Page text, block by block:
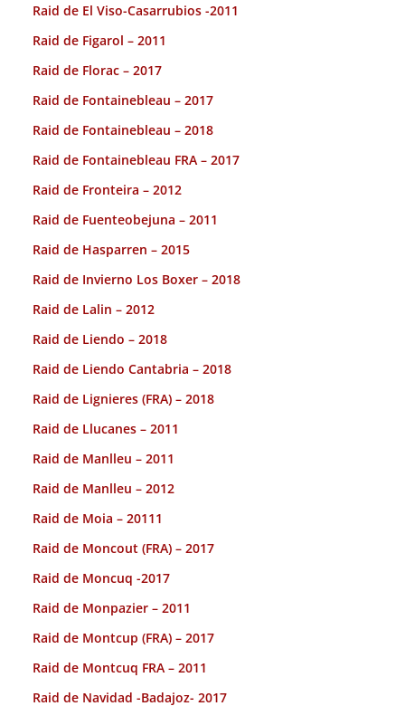
Raid de El Viso-Casarrubios -2011
Raid de Figarol – 2011
Raid de Florac – 2017
Raid de Fontainebleau – 2017
Raid de Fontainebleau – 2018
Raid de Fontainebleau FRA – 2017
Raid de Fronteira – 2012
Raid de Fuenteobejuna – 2011
Raid de Hasparren – 2015
Raid de Invierno Los Boxer – 2018
Raid de Lalin – 2012
Raid de Liendo – 2018
Raid de Liendo Cantabria – 2018
Raid de Lignieres (FRA) – 2018
Raid de Llucanes – 2011
Raid de Manlleu – 2011
Raid de Manlleu – 2012
Raid de Moia – 20111
Raid de Moncout (FRA) – 2017
Raid de Moncuq -2017
Raid de Monpazier – 2011
Raid de Montcup (FRA) – 2017
Raid de Montcuq FRA – 2011
Raid de Navidad -Badajoz- 2017